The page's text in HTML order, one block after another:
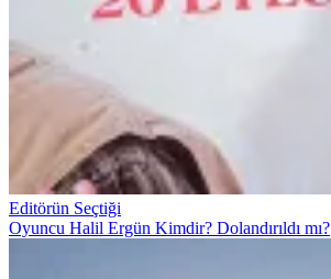
Editörün Seçtiği
Oyuncu Halil Ergün Kimdir? Dolandırıldı mı?